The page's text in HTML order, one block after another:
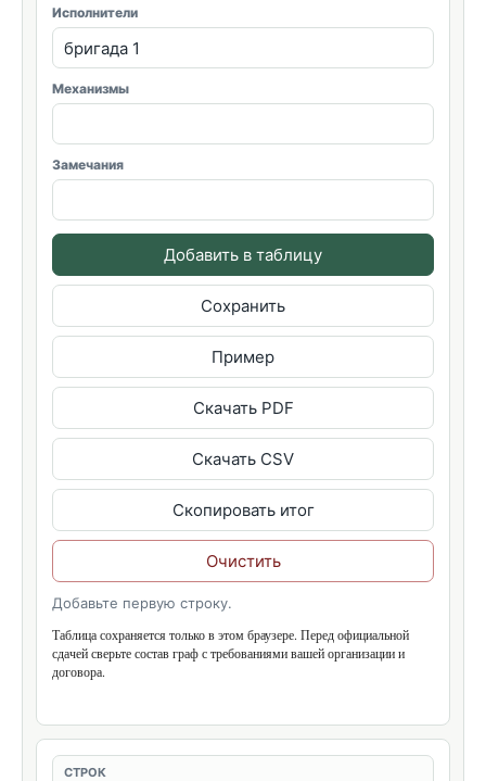
Исполнители
Механизмы
Замечания
Добавить в таблицу
Сохранить
Пример
Скачать PDF
Скачать CSV
Скопировать итог
Очистить
Добавьте первую строку.
Таблица сохраняется только в этом браузере. Перед официальной
сдачей сверьте состав граф с требованиями вашей организации и
договора.
СТРОК